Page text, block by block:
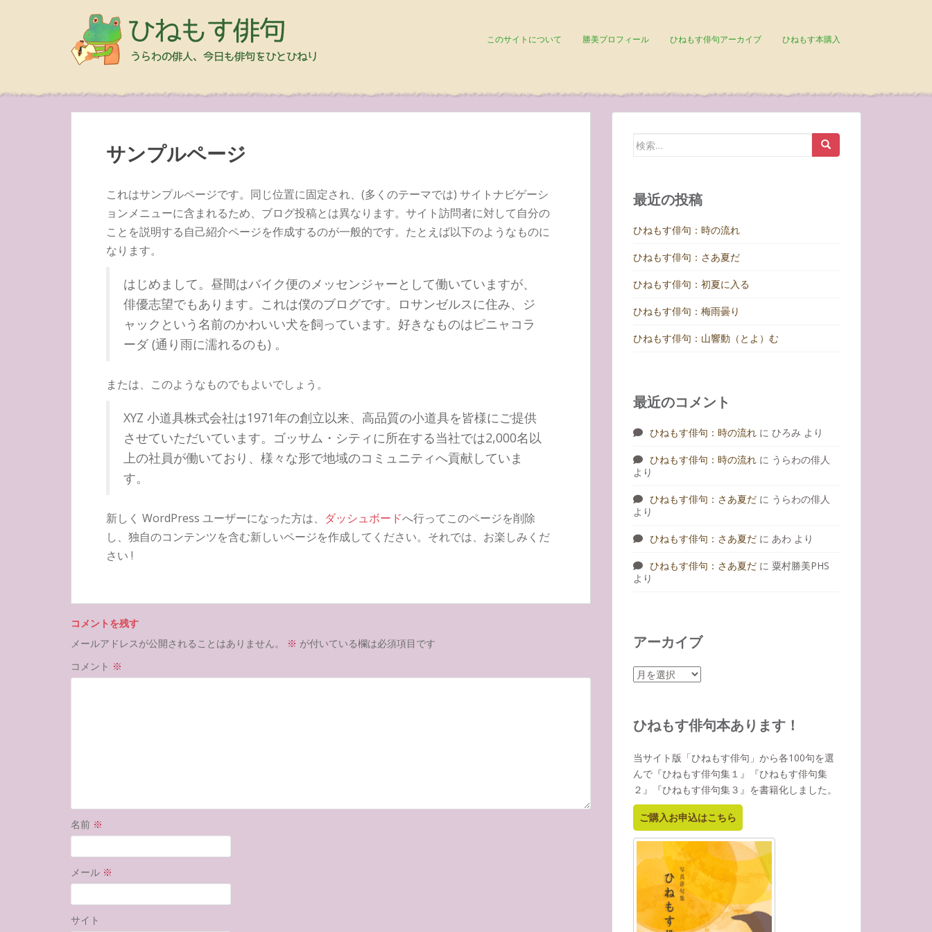
このサイトについて 勝美プロフィール ひねもす俳句アーカイブ ひねもす本購入
サンプルページ
これはサンプルページです。同じ位置に固定され、(多くのテーマでは) サイトナビゲーシ
ョンメニューに含まれるため、ブログ投稿とは異なります。サイト訪問者に対して自分の
ことを説明する自己紹介ページを作成するのが一般的です。たとえば以下のようなものに
なります。
はじめまして。昼間はバイク便のメッセンジャーとして働いていますが、
俳優志望でもあります。これは僕のブログです。ロサンゼルスに住み、ジ
ャックという名前のかわいい犬を飼っています。好きなものはピニャコラ
ーダ (通り雨に濡れるのも) 。
または、このようなものでもよいでしょう。
XYZ 小道具株式会社は1971年の創立以来、高品質の小道具を皆様にご提供
させていただいています。ゴッサム・シティに所在する当社では2,000名以
上の社員が働いており、様々な形で地域のコミュニティへ貢献していま
す。
新しく WordPress ユーザーになった方は、 ダッシュボードへ行ってこのページを削除
し、独自のコンテンツを含む新しいページを作成してください。それでは、お楽しみくだ
さい !
コメントを残す
メールアドレスが公開されることはありません。
※ が付いている欄は必須項目です
コメント ※
名前 ※
メール ※
サイト
検
最近の投稿
ひねもす俳句：時の流れ
ひねもす俳句：さあ夏だ
ひねもす俳句：初夏に入る
ひねもす俳句：梅雨曇り
ひねもす俳句：山響動（とよ）む
最近のコメント
ひねもす俳句：時の流れ に ひろみ より
ひねもす俳句：時の流れ に うらわの俳人
より
ひねもす俳句：さあ夏だ に うらわの俳人
より
ひねもす俳句：さあ夏だ に あわ より
ひねもす俳句：さあ夏だ に 粟村勝美PHS
より
アーカイブ
ア
イ
ひねもす俳句本あります！
当サイト版「ひねもす俳句」から各100句を選
んで『ひねもす俳句集１』『ひねもす俳句集
２』『ひねもす俳句集３』を書籍化しました。
ご購入お申込はこちら